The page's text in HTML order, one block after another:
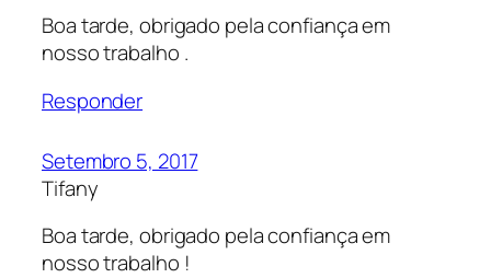
Boa tarde, obrigado pela confiança em
nosso trabalho .
Responder
Setembro 5, 2017
Tifany
Boa tarde, obrigado pela confiança em
nosso trabalho !